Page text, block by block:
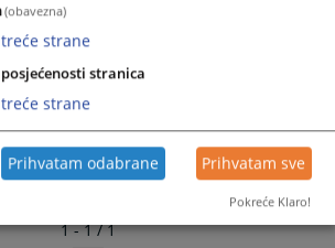
the
keyboard
shortcuts
for
dates.
1 - 1 / 1
(obavezna)
strane
stranica
strane
Prihvatam odabrane Prihvatam sve
Pokreće Klaro!